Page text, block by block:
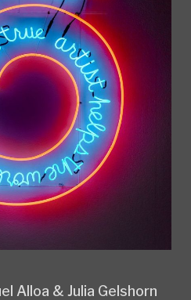
Alloa & Julia Gelshorn